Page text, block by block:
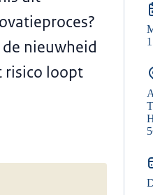
nieuwheid
risico loopt